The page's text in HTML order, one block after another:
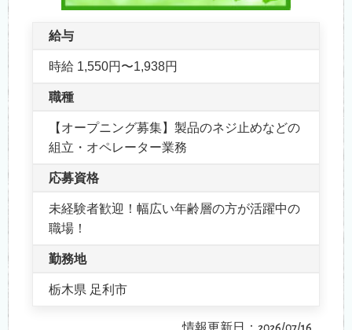
給与
時給 1,550円〜1,938円
職種
【オープニング募集】製品のネジ止めなどの
組立・オペレーター業務
応募資格
未経験者歓迎！幅広い年齢層の方が活躍中の
職場！
勤務地
栃木県 足利市